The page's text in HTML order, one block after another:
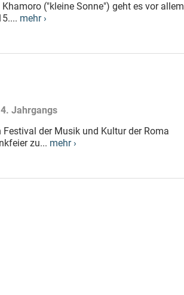
("kleine Sonne") geht es vor allem
mehr ›
Jahrgangs
der Musik und Kultur der Roma
zu... mehr ›